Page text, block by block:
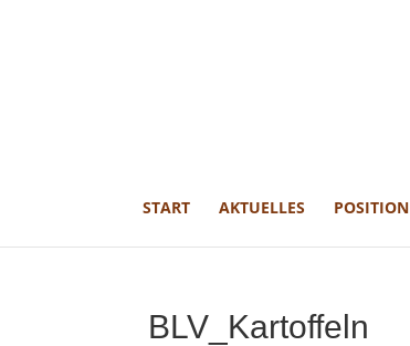
START AKTUELLES POSITION
BLV_Kartoffeln